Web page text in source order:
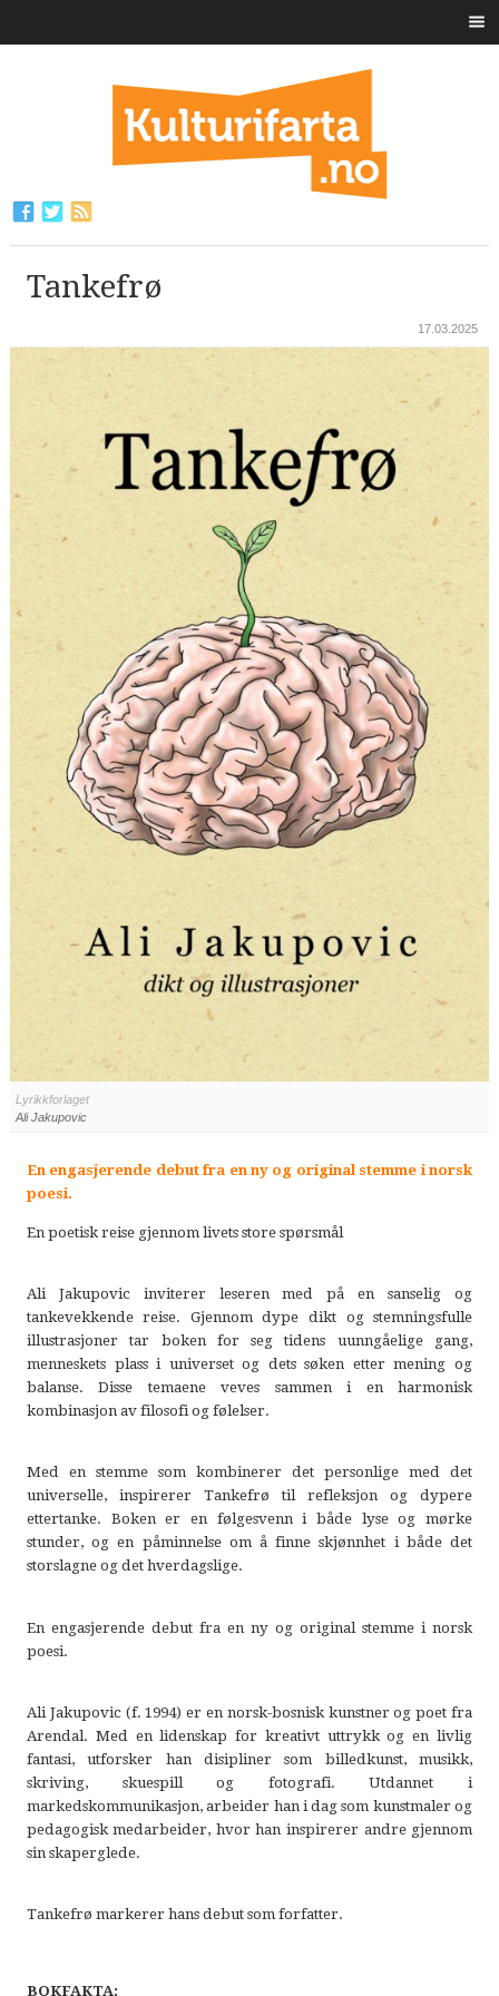
Tankefrø
17.03.2025
Lyrikkforlaget
Ali Jakupovic
En engasjerende debut fra en ny og original stemme i norsk
poesi.
En poetisk reise gjennom livets store spørsmål
Ali Jakupovic inviterer leseren med på en sanselig og
tankevekkende reise. Gjennom dype dikt og stemningsfulle
illustrasjoner tar boken for seg tidens uunngåelige gang,
menneskets plass i universet og dets søken etter mening og
balanse. Disse temaene veves sammen i en harmonisk
kombinasjon av filosofi og følelser.
Med en stemme som kombinerer det personlige med det
universelle, inspirerer Tankefrø til refleksjon og dypere
ettertanke. Boken er en følgesvenn i både lyse og mørke
stunder, og en påminnelse om å finne skjønnhet i både det
storslagne og det hverdagslige.
En engasjerende debut fra en ny og original stemme i norsk
poesi.
Ali Jakupovic (f. 1994) er en norsk-bosnisk kunstner og poet fra
Arendal. Med en lidenskap for kreativt uttrykk og en livlig
fantasi, utforsker han disipliner som billedkunst, musikk,
skriving, skuespill og fotografi. Utdannet i
markedskommunikasjon, arbeider han i dag som kunstmaler og
pedagogisk medarbeider, hvor han inspirerer andre gjennom
sin skaperglede.
Tankefrø markerer hans debut som forfatter.
BOKFAKTA: